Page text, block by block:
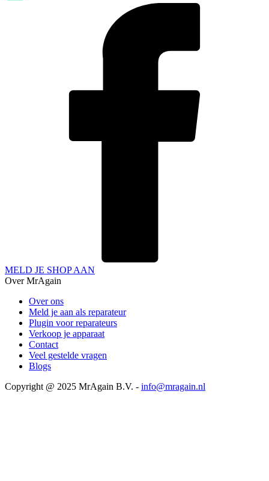
MELD JE SHOP AAN
Over MrAgain
Over ons
Meld je aan als reparateur
Plugin voor reparateurs
Verkoop je apparaat
Contact
Veel gestelde vragen
Blogs
Copyright @ 2025 MrAgain B.V. - info@mragain.nl